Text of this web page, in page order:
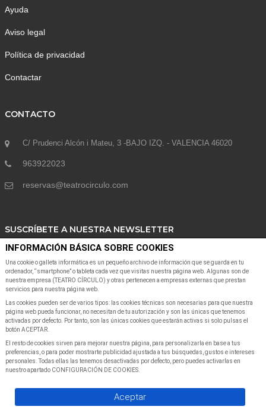
Ayuda
Aviso legal
Política de privacidad
Contactar
CONTACTO
C/ Prudenci Alcón i Mateu, 3 -BAJO IZQ. - VALENCIA 46020
963922023
reservas@teatrocirculo.com
SUSCRÍBETE A NUESTRA NEWSLETTER
Suscribete a nuestra Newsletter para recibir las últimas noticias y ofertas
©Copyright2026 ServientradasAll Rights Reserved
INFORMACIÓN BÁSICA SOBRE COOKIES
Una cookie o galleta informática es un pequeño archivo de información que se guarda en tu
ordenador, “smartphone” o tableta cada vez que visitas nuestra página web. Algunas son de
nuestra empresa (TEATRO CÍRCULO) y otras pertenecen a empresas externas que prestan
servicios para nuestra página web.
Las cookies pueden ser de varios tipos: las cookies técnicas son necesarias para que nuestra
página web pueda funcionar, no necesitan de tu autorización y son las únicas que tenemos
activadas por defecto. Por tanto, son las únicas cookies que estarán activas si solo pulsas el
botón ACEPTAR.
El resto de cookies sirven para mejorar nuestra página, para personalizarla en base a tus
preferencias, o para poder mostrarte publicidad ajustada a tus búsquedas, gustos e intereses
personales. Todas ellas las tenemos desactivadas por defecto, pero puedes activarlas en
nuestro apartado CONFIGURACIÓN DE COOKIES.
Aceptar